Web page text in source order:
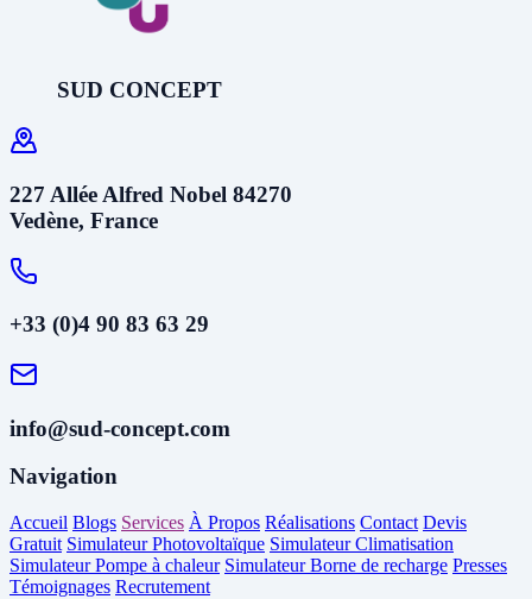
SUD CONCEPT
227 Allée Alfred Nobel 84270
Vedène, France
+33 (0)4 90 83 63 29
info@sud-concept.com
Navigation
Accueil Blogs Services À Propos Réalisations Contact Devis
Gratuit Simulateur Photovoltaïque Simulateur Climatisation
Simulateur Pompe à chaleur Simulateur Borne de recharge Presses
Témoignages Recrutement